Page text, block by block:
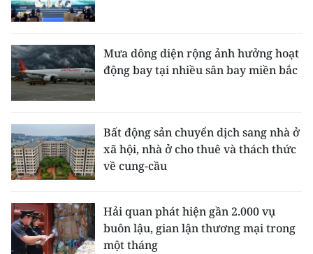
Mưa dông diện rộng ảnh hưởng hoạt
động bay tại nhiều sân bay miền bắc
Bất động sản chuyển dịch sang nhà ở
xã hội, nhà ở cho thuê và thách thức
về cung-cầu
Hải quan phát hiện gần 2.000 vụ
buôn lậu, gian lận thương mại trong
một tháng